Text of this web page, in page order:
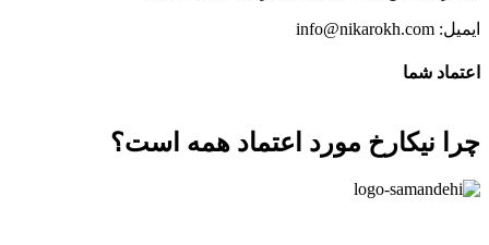
ایمیل: info@nikarokh.com
اعتماد شما
چرا نیکارخ مورد اعتماد همه است؟